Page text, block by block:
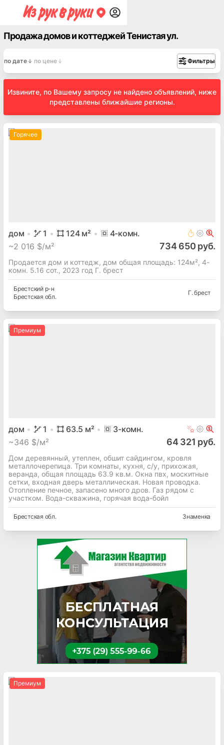
Продажа домов и коттеджей Тенистая ул.
по дате по цене Фильтры
Извините, по Вашему запросу не найдено объявлений, ниже
представлены ближайшие регионы.
Горячее
дом 1 124м² 4-комн.
~2 016 $/м² 734 650 руб.
Продается дом и коттедж, дом общая площадь: 124м², 4-
комн. 5.16 сот., 2023 год Г. брест
Брестский р-н
Брестская обл.
Г. брест
Премиум
дом 1 63.5 м² 3-комн.
~346 $/м² 64 321 руб.
Дом деревянный, утеплен, обшит сайдингом, кровля
металлочерепица. Три комнаты, кухня, с/у, прихожая,
веранда, общая площадь 63.9 кв.м. Окна пвх, москитные
сетки, входная дверь металлическая. Новая проводка.
Отопление печное, запасено много дров. Газ рядом с
участком. Вода-скважина, горячая вода-бойл
Брестская обл. Знаменка
Премиум